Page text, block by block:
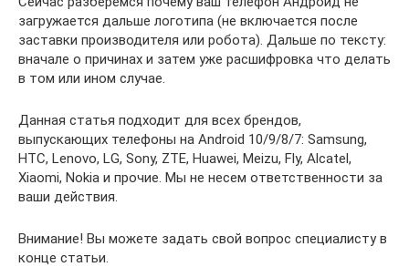
загружается дальше логотипа (не включается после
заставки производителя или робота). Дальше по тексту:
вначале о причинах и затем уже расшифровка что делать
в том или ином случае.
Данная статья подходит для всех брендов,
выпускающих телефоны на Android 10/9/8/7: Samsung,
HTC, Lenovo, LG, Sony, ZTE, Huawei, Meizu, Fly, Alcatel,
Xiaomi, Nokia и прочие. Мы не несем ответственности за
ваши действия.
Внимание! Вы можете задать свой вопрос специалисту в
конце статьи.